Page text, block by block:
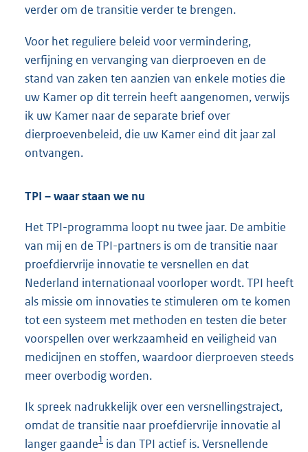
verder om de transitie verder te brengen.
Voor het reguliere beleid voor vermindering,
verfijning en vervanging van dierproeven en de
stand van zaken ten aanzien van enkele moties die
uw Kamer op dit terrein heeft aangenomen, verwijs
ik uw Kamer naar de separate brief over
dierproevenbeleid, die uw Kamer eind dit jaar zal
ontvangen.
TPI – waar staan we nu
Het TPI-programma loopt nu twee jaar. De ambitie
van mij en de TPI-partners is om de transitie naar
proefdiervrije innovatie te versnellen en dat
Nederland internationaal voorloper wordt. TPI heeft
als missie om innovaties te stimuleren om te komen
tot een systeem met methoden en testen die beter
voorspellen over werkzaamheid en veiligheid van
medicijnen en stoffen, waardoor dierproeven steeds
meer overbodig worden.
Ik spreek nadrukkelijk over een versnellingstraject,
omdat de transitie naar proefdiervrije innovatie al
langer gaande1 is dan TPI actief is. Versnellende